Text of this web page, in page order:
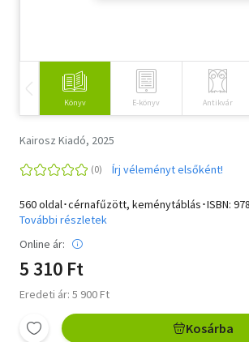
Könyv E-könyv Antikvár
Kairosz Kiadó, 2025
Írj véleményt elsőként!
560 oldal･cérnafűzött, keménytáblás･ISBN:
További részletek
Online ár:
5 310 Ft
Eredeti ár: 5 900 Ft
Kosárba